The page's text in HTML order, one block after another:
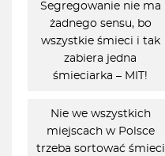
Segregowanie nie ma
żadnego sensu, bo
wszystkie śmieci i tak
zabiera jedna
śmieciarka – MIT!
Nie we wszystkich
miejscach w Polsce
trzeba sortować śmieci